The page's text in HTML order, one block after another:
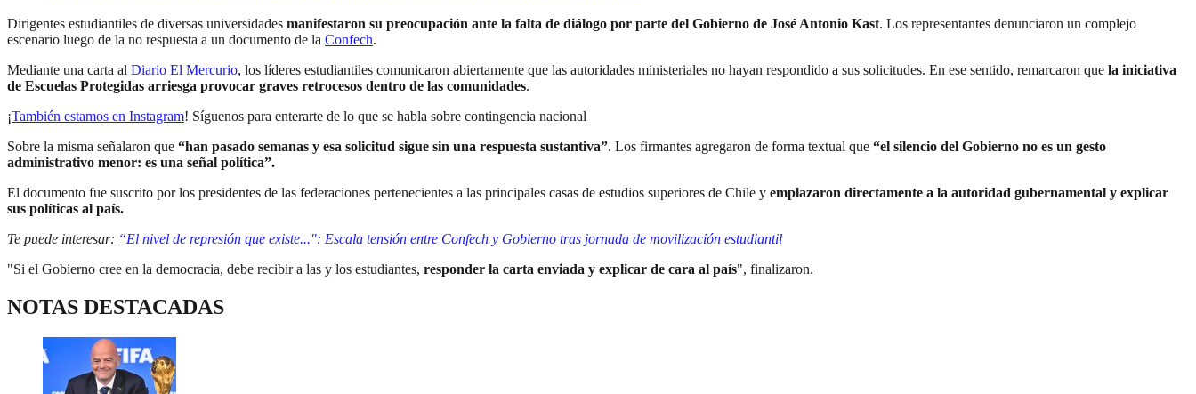
Dirigentes estudiantiles de diversas universidades manifestaron su preocupación ante la falta de diálogo por parte del Gobierno de José Antonio Kast. Los representantes denunciaron un complejo
escenario luego de la no respuesta a un documento de la Confech.
Mediante una carta al Diario El Mercurio, los líderes estudiantiles comunicaron abiertamente que las autoridades ministeriales no hayan respondido a sus solicitudes. En ese sentido, remarcaron que la iniciativa
de Escuelas Protegidas arriesga provocar graves retrocesos dentro de las comunidades.
¡También estamos en Instagram! Síguenos para enterarte de lo que se habla sobre contingencia nacional
Sobre la misma señalaron que “han pasado semanas y esa solicitud sigue sin una respuesta sustantiva”. Los firmantes agregaron de forma textual que “el silencio del Gobierno no es un gesto
administrativo menor: es una señal política”.
El documento fue suscrito por los presidentes de las federaciones pertenecientes a las principales casas de estudios superiores de Chile y emplazaron directamente a la autoridad gubernamental y explicar
sus políticas al país.
Te puede interesar: “El nivel de represión que existe...": Escala tensión entre Confech y Gobierno tras jornada de movilización estudiantil
"Si el Gobierno cree en la democracia, debe recibir a las y los estudiantes, responder la carta enviada y explicar de cara al país", finalizaron.
NOTAS DESTACADAS